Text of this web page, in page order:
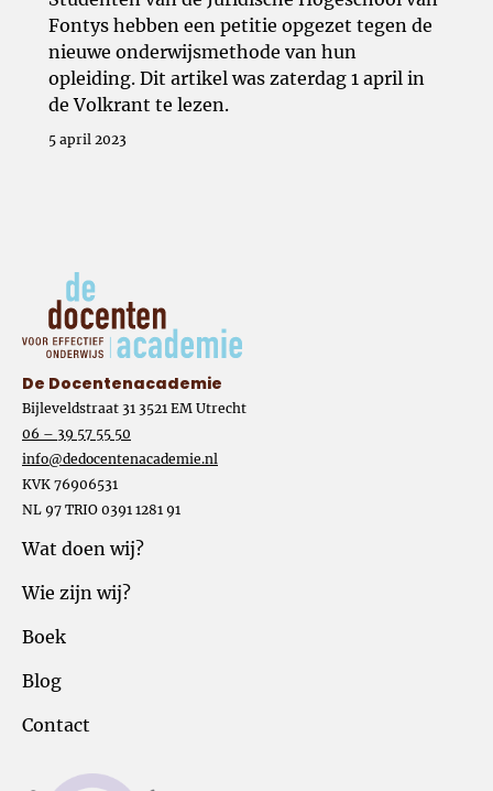
Fontys hebben een petitie opgezet tegen de
nieuwe onderwijsmethode van hun
opleiding. Dit artikel was zaterdag 1 april in
de Volkrant te lezen.
5 april 2023
De Docentenacademie
Bijleveldstraat 31 3521 EM Utrecht
06 – 39 57 55 50
info@dedocentenacademie.nl
KVK 76906531
NL 97 TRIO 0391 1281 91
Wat doen wij?
Wie zijn wij?
Boek
Blog
Contact